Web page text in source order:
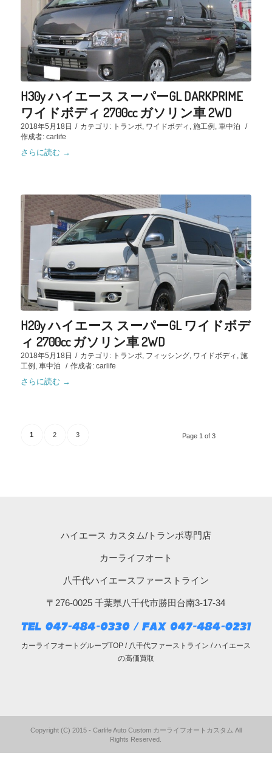
H30y ハイエース スーパーGL DARKPRIME
ワイドボディ 2700cc ガソリン車 2WD
2018年5月18日 / カテゴリ: トランポ, ワイドボディ , 施工例 , 車中泊
/
作成者: carlife
さらに読む →
H20y ハイエース スーパーGL ワイドボデ
ィ 2700cc ガソリン車 2WD
2018年5月18日 / カテゴリ: トランポ, フィッシング, ワイドボディ , 施
工例 , 車中泊 / 作成者: carlife
さらに読む →
Page 1 of 3
1 2 3
ハイエース カスタム/トランポ専門店
カーライフオート
八千代ハイエースファーストライン
〒276-0025 千葉県八千代市勝田台南3-17-34
カーライフオートグループTOP/ 八千代ファーストライン /ハイエース
の高価買取
Copyright (C) 2015 - Carlife Auto Custom カーライフオートカスタム All
Rights Reserved.